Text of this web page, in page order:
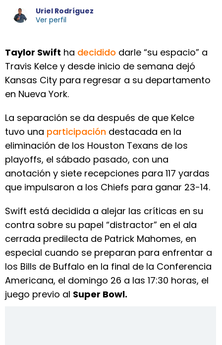
Uriel Rodríguez
Ver perfil
Taylor Swift ha decidido darle “su espacio” a
Travis Kelce y desde inicio de semana dejó
Kansas City para regresar a su departamento
en Nueva York.
La separación se da después de que Kelce
tuvo una participación destacada en la
eliminación de los Houston Texans de los
playoffs, el sábado pasado, con una
anotación y siete recepciones para 117 yardas
que impulsaron a los Chiefs para ganar 23-14.
Swift está decidida a alejar las críticas en su
contra sobre su papel “distractor” en el ala
cerrada predilecta de Patrick Mahomes, en
especial cuando se preparan para enfrentar a
los Bills de Buffalo en la final de la Conferencia
Americana, el domingo 26 a las 17:30 horas, el
juego previo al Super Bowl.